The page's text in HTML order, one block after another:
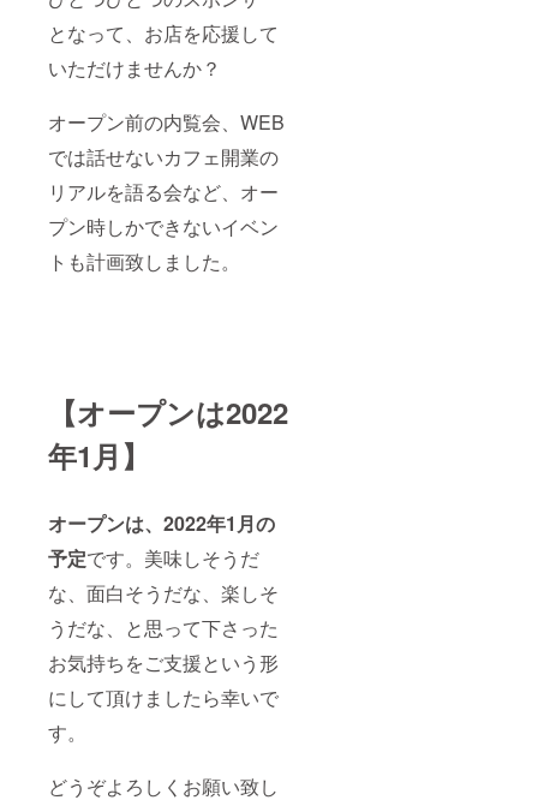
となって、お店を応援して
いただけませんか？
オープン前の内覧会、WEB
では話せないカフェ開業の
リアルを語る会など、オー
プン時しかできないイベン
トも計画致しました。
【オープンは2022
年1月】
オープンは、2022年1月の
予定です。美味しそうだ
な、面白そうだな、楽しそ
うだな、と思って下さった
お気持ちをご支援という形
にして頂けましたら幸いで
す。
どうぞよろしくお願い致し